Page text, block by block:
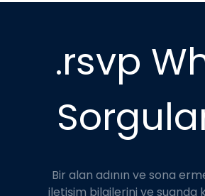
.rsvp
Bir alan adının ve sona
iletişim bilgilerini ve suanda